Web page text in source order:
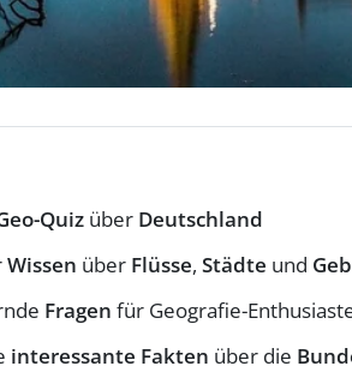
Quiz über Deutschland
Wissen über Flüsse, Städte und
Fragen für Geografie-
interessante Fakten über die